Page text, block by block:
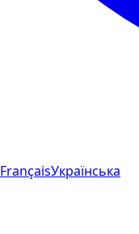
FrançaisУкраїнська